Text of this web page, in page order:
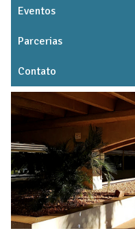
Eventos
Parcerias
Contato